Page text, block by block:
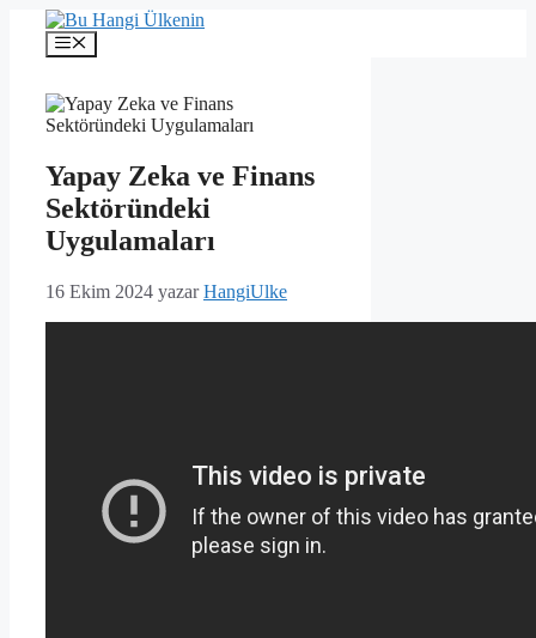
İçeriğe
Menü
Yapay Zeka ve Finans
Sektöründeki
Uygulamaları
16 Ekim 2024 yazarHangiUlke